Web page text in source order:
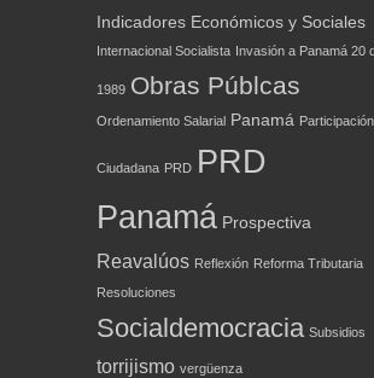
Indicadores Económicos y Sociales
Internacional Socialista Invasión a Panamá 20
1989 Obras Públcas
Ordenamiento Salarial Panamá Participación
Ciudadana PRD PRD
Panamá Prospectiva
Reavalúos Reflexión Reforma Tributaria
Resoluciones
Socialdemocracia Subsidios
torrijismo vergüenza